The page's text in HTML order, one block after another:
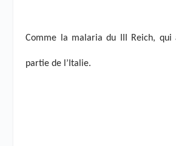
Comme la malaria du III Reich, qui
partie de l’Italie.